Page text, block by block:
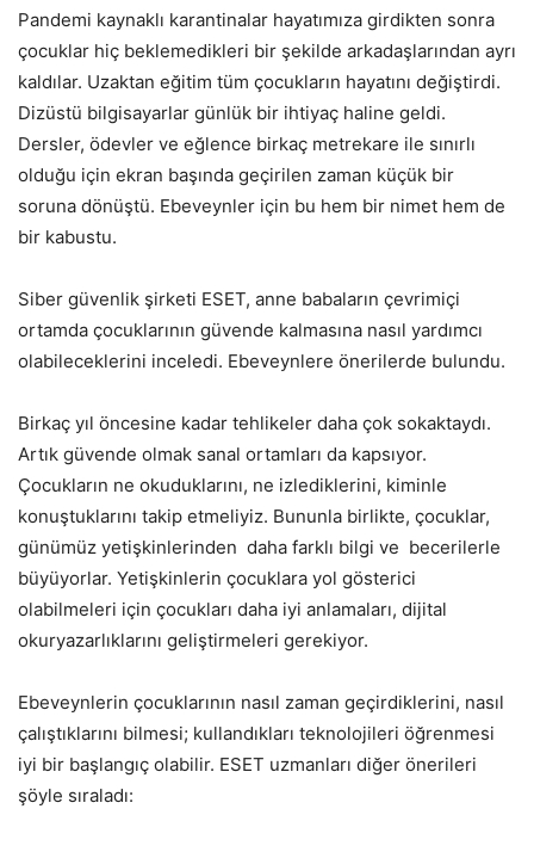
Pandemi kaynaklı karantinalar hayatımıza girdikten sonra
çocuklar hiç beklemedikleri bir şekilde arkadaşlarından ayrı
kaldılar. Uzaktan eğitim tüm çocukların hayatını değiştirdi.
Dizüstü bilgisayarlar günlük bir ihtiyaç haline geldi.
Dersler, ödevler ve eğlence birkaç metrekare ile sınırlı
olduğu için ekran başında geçirilen zaman küçük bir
soruna dönüştü. Ebeveynler için bu hem bir nimet hem de
bir kabustu.
Siber güvenlik şirketi ESET, anne babaların çevrimiçi
ortamda çocuklarının güvende kalmasına nasıl yardımcı
olabileceklerini inceledi. Ebeveynlere önerilerde bulundu.
Birkaç yıl öncesine kadar tehlikeler daha çok sokaktaydı.
Artık güvende olmak sanal ortamları da kapsıyor.
Çocukların ne okuduklarını, ne izlediklerini, kiminle
konuştuklarını takip etmeliyiz. Bununla birlikte, çocuklar,
günümüz yetişkinlerinden daha farklı bilgi ve becerilerle
büyüyorlar. Yetişkinlerin çocuklara yol gösterici
olabilmeleri için çocukları daha iyi anlamaları, dijital
okuryazarlıklarını geliştirmeleri gerekiyor.
Ebeveynlerin çocuklarının nasıl zaman geçirdiklerini, nasıl
çalıştıklarını bilmesi; kullandıkları teknolojileri öğrenmesi
iyi bir başlangıç olabilir. ESET uzmanları diğer önerileri
şöyle sıraladı: